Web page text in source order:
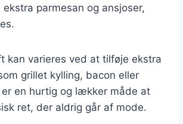
ekstra parmesan og ansjoser,
kan varieres ved at tilføje ekstra
grillet kylling, bacon eller
er en hurtig og lækker måde at
ret, der aldrig går af mode.